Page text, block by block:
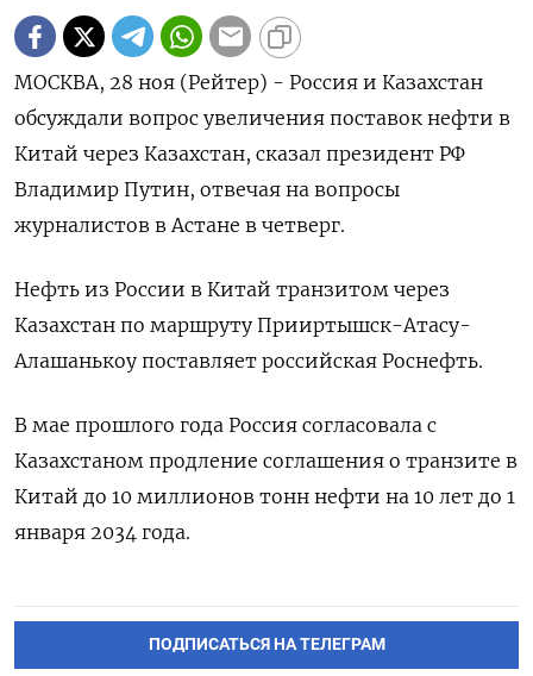
МОСКВА, 28 ноя (Рейтер) - Россия и Казахстан
обсуждали вопрос увеличения поставок нефти в
Китай через Казахстан, сказал президент РФ
Владимир Путин, отвечая на вопросы
журналистов в Астане в четверг.
Нефть из России в Китай транзитом через
Казахстан по маршруту Прииртышск-Атасу-
Алашанькоу поставляет российская Роснефть.
В мае прошлого года Россия согласовала с
Казахстаном продление соглашения о транзите в
Китай до 10 миллионов тонн нефти на 10 лет до 1
января 2034 года.
ПОДПИСАТЬСЯ НА ТЕЛЕГРАМ